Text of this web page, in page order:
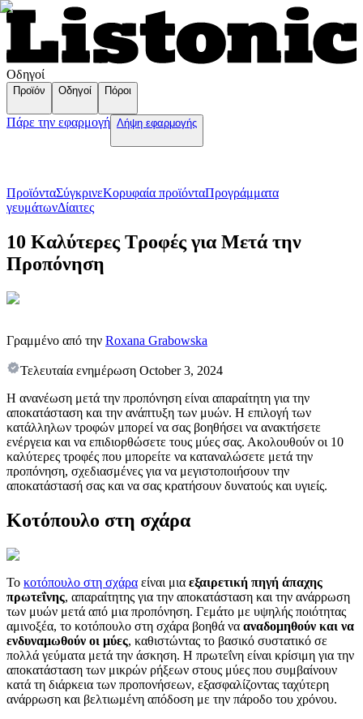
Οδηγοί
Προϊόν Οδηγοί Πόροι
Πάρε την εφαρμογή Λήψη εφαρμογής
ΠροϊόνταΣύγκρινεΚορυφαία προϊόνταПρογράμματα
γευμάτωνΔίαιτες
10 Καλύτερες Τροφές για Μετά την
Προπόνηση
Γραμμένο από την Roxana Grabowska
Τελευταία ενημέρωση October 3, 2024
Η ανανέωση μετά την προπόνηση είναι απαραίτητη για την
αποκατάσταση και την ανάπτυξη των μυών. Η επιλογή των
κατάλληλων τροφών μπορεί να σας βοηθήσει να ανακτήσετε
ενέργεια και να επιδιορθώσετε τους μύες σας. Ακολουθούν οι 10
καλύτερες τροφές που μπορείτε να καταναλώσετε μετά την
προπόνηση, σχεδιασμένες για να μεγιστοποιήσουν την
αποκατάστασή σας και να σας κρατήσουν δυνατούς και υγιείς.
Κοτόπουλο στη σχάρα
Το κοτόπουλο στη σχάρα είναι μια εξαιρετική πηγή άπαχης
πρωτεΐνης, απαραίτητης για την αποκατάσταση και την ανάρρωση
των μυών μετά από μια προπόνηση. Γεμάτο με υψηλής ποιότητας
αμινοξέα, το κοτόπουλο στη σχάρα βοηθά να αναδομηθούν και να
ενδυναμωθούν οι μύες, καθιστώντας το βασικό συστατικό σε
πολλά γεύματα μετά την άσκηση. Η πρωτεΐνη είναι κρίσιμη για την
αποκατάσταση των μικρών ρήξεων στους μύες που συμβαίνουν
κατά τη διάρκεια των προπονήσεων, εξασφαλίζοντας ταχύτερη
ανάρρωση και βελτιωμένη απόδοση με την πάροδο του χρόνου.